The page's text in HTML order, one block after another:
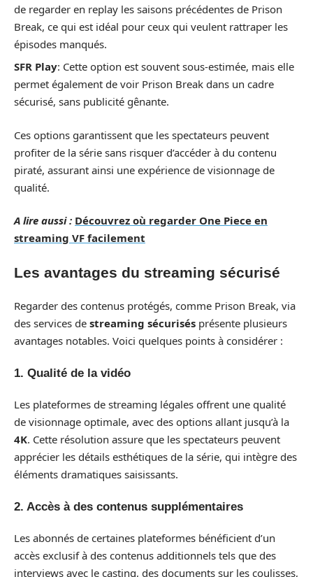
de regarder en replay les saisons précédentes de Prison
Break, ce qui est idéal pour ceux qui veulent rattraper les
épisodes manqués.
SFR Play: Cette option est souvent sous-estimée, mais elle
permet également de voir Prison Break dans un cadre
sécurisé, sans publicité gênante.
Ces options garantissent que les spectateurs peuvent
profiter de la série sans risquer d’accéder à du contenu
piraté, assurant ainsi une expérience de visionnage de
qualité.
A lire aussi : Découvrez où regarder One Piece en
streaming VF facilement
Les avantages du streaming sécurisé
Regarder des contenus protégés, comme Prison Break, via
des services de streaming sécurisés présente plusieurs
avantages notables. Voici quelques points à considérer :
1. Qualité de la vidéo
Les plateformes de streaming légales offrent une qualité
de visionnage optimale, avec des options allant jusqu’à la
4K. Cette résolution assure que les spectateurs peuvent
apprécier les détails esthétiques de la série, qui intègre des
éléments dramatiques saisissants.
2. Accès à des contenus supplémentaires
Les abonnés de certaines plateformes bénéficient d’un
accès exclusif à des contenus additionnels tels que des
interviews avec le casting, des documents sur les coulisses,